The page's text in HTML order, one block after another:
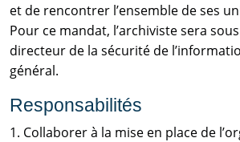
et de rencontrer l’ensemble de ses
Pour ce mandat, l’archiviste sera
directeur de la sécurité de
général.
Responsabilités
1. Collaborer à la mise en place de